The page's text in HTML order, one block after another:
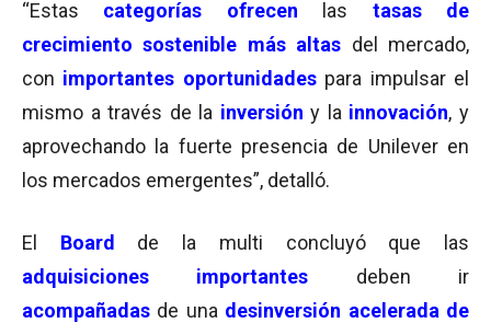
“Estas categorías ofrecen las tasas de
crecimiento sostenible más altas del mercado,
con importantes oportunidadespara impulsar el
mismo a través de la inversión y la innovación, y
aprovechando la fuerte presencia de Unilever en
los mercados emergentes”, detalló.
El Board
de la multi concluyó que las
adquisiciones importantes
deben ir
acompañadas de una desinversión acelerada de